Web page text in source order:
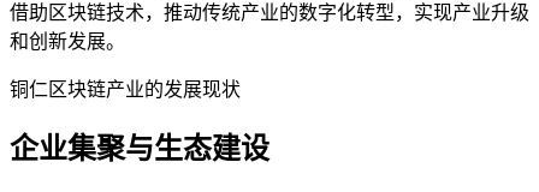
借助区块链技术，推动传统产业的数字化转型，实现产业升级
和创新发展。
铜仁区块链产业的发展现状
企业集聚与生态建设